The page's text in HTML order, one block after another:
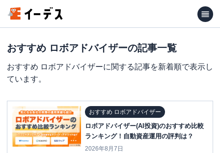
おすすめ ロボアドバイザーの記事一覧
おすすめ ロボアドバイザーに関する記事を新着順で表示し
ています。
おすすめ ロボアドバイザー
ロボアドバイザー(AI投資)のおすすめ比較
ランキング！自動資産運用の評判は？
2026年8月7日